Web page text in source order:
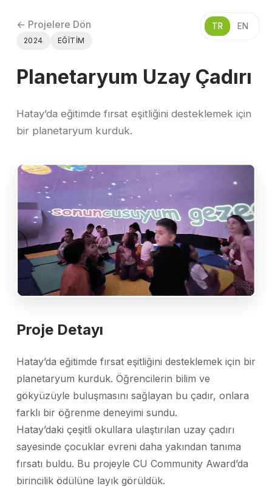
TR EN
← Projelere Dön
2024 EĞITIM
Planetaryum Uzay Çadırı
Hatay’da eğitimde fırsat eşitliğini desteklemek için
bir planetaryum kurduk.
Proje Detayı
Hatay’da eğitimde fırsat eşitliğini desteklemek için bir
planetaryum kurduk. Öğrencilerin bilim ve
gökyüzüyle buluşmasını sağlayan bu çadır, onlara
farklı bir öğrenme deneyimi sundu.
Hatay’daki çeşitli okullara ulaştırılan uzay çadırı
sayesinde çocuklar evreni daha yakından tanıma
fırsatı buldu. Bu projeyle CU Community Award’da
birincilik ödülüne layık görüldük.